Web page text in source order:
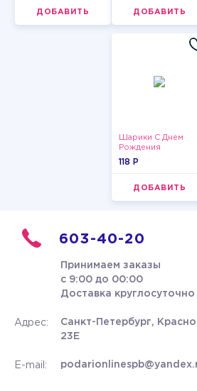
ДОБАВИТЬ ДОБАВИТЬ
Шарики С Днем
Рождения
118 P
ДОБАВИТЬ
603-40-20
Принимаем заказы
с 9:00 до 00:00
Доставка круглосуточно
Адрес:
Санкт-Петербург,
23Е
E-mail: